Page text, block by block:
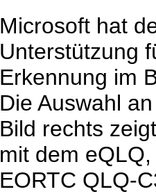
Microsoft hat
Unterstützung
Erkennung im
Die Auswahl
Bild rechts
mit dem
EORTC QLQ-